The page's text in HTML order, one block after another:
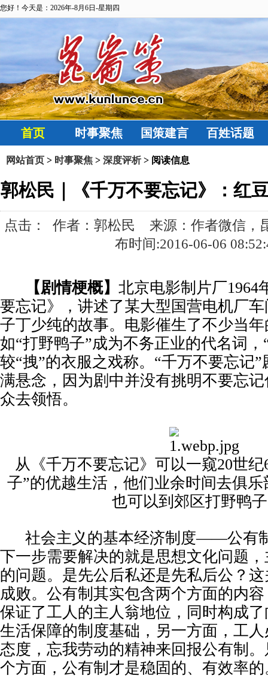
您好！今天是：2026年-8月6日-星期四
首页 时事聚焦 国策建言 百姓话题
网站首页 > 时事聚焦 > 深度评析> 阅读信息
郭松民｜《千万不要忘记》：红
点击：
作者：郭松民 来源：作者微信，
布时间:2016-06-06
【剧情梗概】 北京电影制片厂1964
要忘记》，讲述了某大型国营电机厂
子丁少纯的故事。电影催生了不少当
如“打野鸭子”成为不务正业的代名词，
较“拽”的衣服之戏称。“千万不要忘记
满悬念，因为剧中并没有挑明不要忘
众去领悟。
从《千万不要忘记》可以一窥20世
子”的优越生活，他们业余时间去俱
也可以到郊区打野鸭
社会主义的基本经济制度——公
下一步需要解决的就是思想文化问题
的问题。是先公后私还是先私后公？
成败。公有制其实包含两个方面的内
保证了工人的主人翁地位，同时构成
生活保障的制度基础，另一方面，工
态度，忘我劳动的精神来回报公有制
个方面，公有制才是稳固的、有效率的